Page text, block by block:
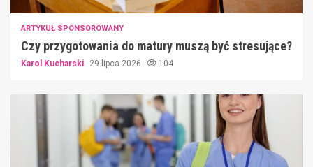
ARTYKUŁ SPONSOROWANY
Czy przygotowania do matury muszą być stresujące?
Karol Kucharski 29 lipca 2026 104